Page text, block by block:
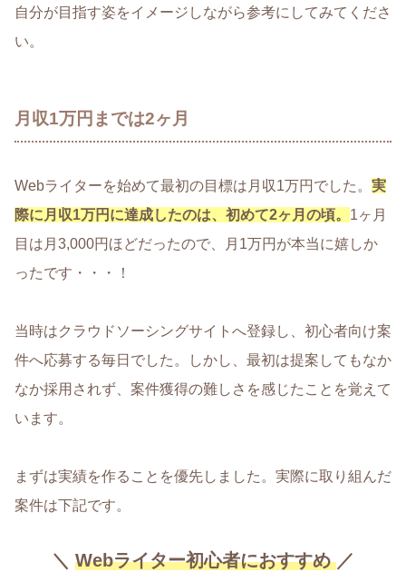
自分が目指す姿をイメージしながら参考にしてみてくださ
い。
月収1万円までは2ヶ月
Webライターを始めて最初の目標は月収1万円でした。 実
際に月収1万円に達成したのは、初めて2ヶ月の頃。 1ヶ月
目は月3,000円ほどだったので、月1万円が本当に嬉しか
ったです・・・！
当時はクラウドソーシングサイトへ登録し、初心者向け案
件へ応募する毎日でした。しかし、最初は提案してもなか
なか採用されず、案件獲得の難しさを感じたことを覚えて
います。
まずは実績を作ることを優先しました。実際に取り組んだ
案件は下記です。
＼ Webライター初心者におすすめ／